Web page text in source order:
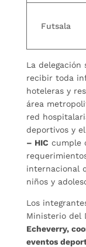
Futsala
La delegación
recibir toda
hoteleras y
área
red
deportivos y el
– HIC cumple
internacional
niños y
Los
Ministerio del
Echeverry,
eventos